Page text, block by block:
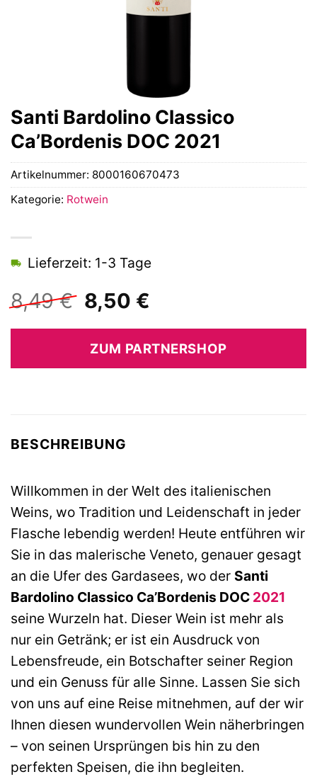
Santi Bardolino Classico
Ca’Bordenis DOC 2021
8,49€ Ursprünglicher
Preis
war:
8,49 €
8,50 €
ist:
8,50 €.
Lieferzeit: 1-3 Tage
ZUM PARTNERSHOP
Artikelnummer: 8000160670473
Kategorie: Rotwein
BESCHREIBUNG
Willkommen in der Welt des italienischen
Weins, wo Tradition und Leidenschaft in jeder
Flasche lebendig werden! Heute entführen wir
Sie in das malerische Veneto, genauer gesagt
an die Ufer des Gardasees, wo der Santi
Bardolino Classico Ca’Bordenis DOC 2021
seine Wurzeln hat. Dieser Wein ist mehr als
nur ein Getränk; er ist ein Ausdruck von
Lebensfreude, ein Botschafter seiner Region
und ein Genuss für alle Sinne. Lassen Sie sich
von uns auf eine Reise mitnehmen, auf der wir
Ihnen diesen wundervollen Wein näherbringen
– von seinen Ursprüngen bis hin zu den
perfekten Speisen, die ihn begleiten.